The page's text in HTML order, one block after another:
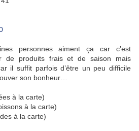
personnes aiment ça car c’est
de produits frais et de saison mais
il suffit parfois d’être un peu difficile
son bonheur…
à la carte)
à la carte)
à la carte)